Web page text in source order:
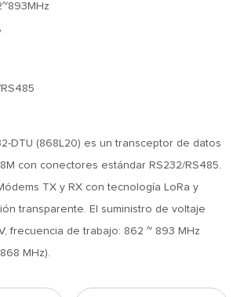
DTU (868L20) es un transceptor de datos
con conectores estándar RS232/RS485.
TX y RX con tecnología LoRa y
transparente. El suministro de voltaje
frecuencia de trabajo: 862 ~ 893 MHz
MHz).